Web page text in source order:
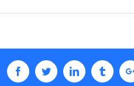
FacebookTwitterLinkedin Tumblr